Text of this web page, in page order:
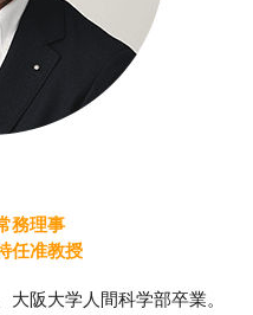
務理事
任准教授
大阪大学人間科学部卒業。